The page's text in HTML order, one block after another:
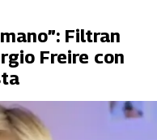
Filtran
Freire con